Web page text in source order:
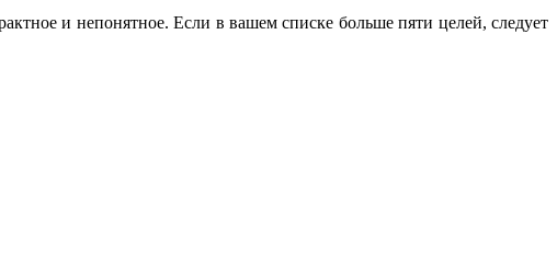
и непонятное. Если в вашем списке больше пяти целей, следует